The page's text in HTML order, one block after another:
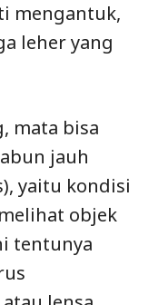
mengantuk,
leher yang
mata bisa
jauh
yaitu kondisi
objek
tentunya